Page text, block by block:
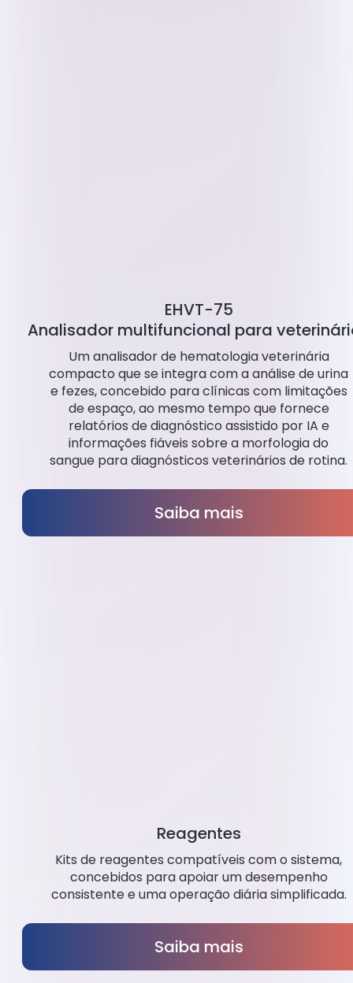
EHVT-75
Analisador multifuncional para
Um analisador de hematologia veterinária
compacto que se integra com a análise de urina
e fezes, concebido para clínicas com limitações
de espaço, ao mesmo tempo que fornece
relatórios de diagnóstico assistido por IA e
informações fiáveis sobre a morfologia do
sangue para diagnósticos veterinários de rotina.
Saiba mais
Reagentes
Kits de reagentes compatíveis com o sistema,
concebidos para apoiar um desempenho
consistente e uma operação diária simplificada.
Saiba mais